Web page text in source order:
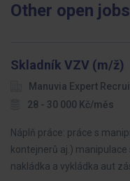
Other open jobs
Skladník VZV (m/ž)
Manuvia Expert
28 - 30 000 Kč/měs
Náplň práce: práce s
kontejnerů aj.)
nakládka a vykládka aut